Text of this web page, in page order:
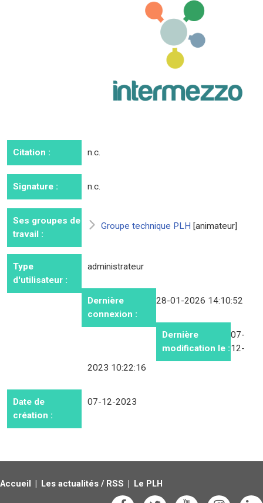
Citation : n.c.
Signature : n.c.
Ses groupes de
travail :
Groupe technique PLH [animateur]
Type
d'utilisateur :
administrateur
Dernière
connexion :
28-01-2026 14:10:52
Dernière
modification le :
07-
12-
2023 10:22:16
Date de
création :
07-12-2023
Accueil Les actualités/ RSS Le PLH